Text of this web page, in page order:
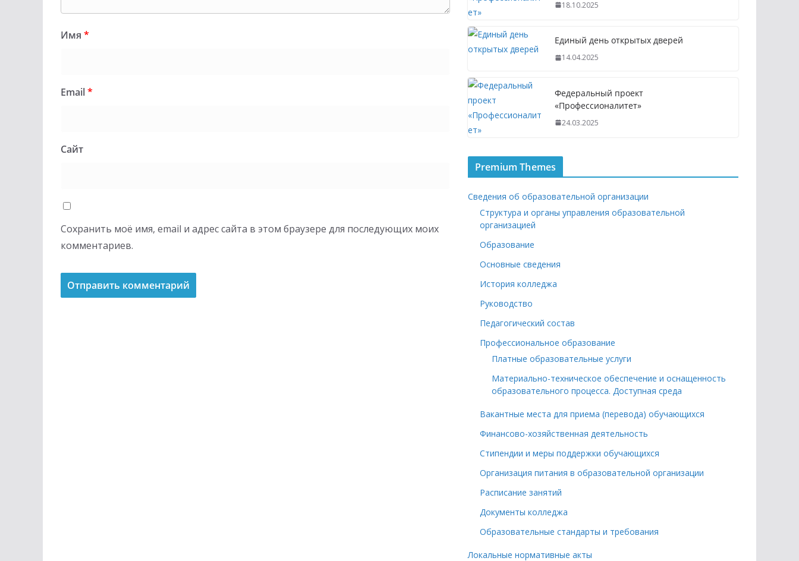
Имя *
Email*
Сайт
Сохранить моё имя, email и адрес сайта в этом браузере для последующих моих
комментариев.
18.10.2025
Единый день открытых дверей
14.04.2025
Федеральный проект
«Профессионалитет»
24.03.2025
Premium Themes
Сведения об образовательной организации
Структура и органы управления образовательной
организацией
Образование
Основные сведения
История колледжа
Руководство
Педагогический состав
Профессиональное образование
Платные образовательные услуги
Материально-техническое обеспечение и оснащенность
образовательного процесса. Доступная среда
Вакантные места для приема (перевода) обучающихся
Финансово-хозяйственная деятельность
Стипендии и меры поддержки обучающихся
Организация питания в образовательной организации
Расписание занятий
Документы колледжа
Образовательные стандарты и требования
Локальные нормативные акты